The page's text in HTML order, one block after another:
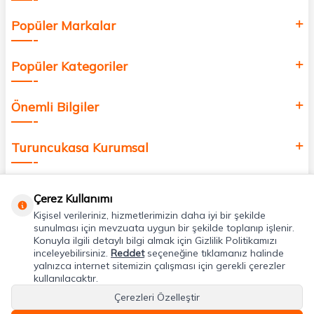
Popüler Markalar
Popüler Kategoriler
Önemli Bilgiler
Turuncukasa Kurumsal
Uygulamalarımız
Adres & İletişim
Çerez Kullanımı
Kişisel verileriniz, hizmetlerimizin daha iyi bir şekilde
sunulması için mevzuata uygun bir şekilde toplanıp işlenir.
Konuyla ilgili detaylı bilgi almak için Gizlilik Politikamızı
inceleyebilirsiniz. Reddetseçeneğine tıklamanız halinde
yalnızca internet sitemizin çalışması için gerekli çerezler
kullanılacaktır.
Çerezleri Özelleştir